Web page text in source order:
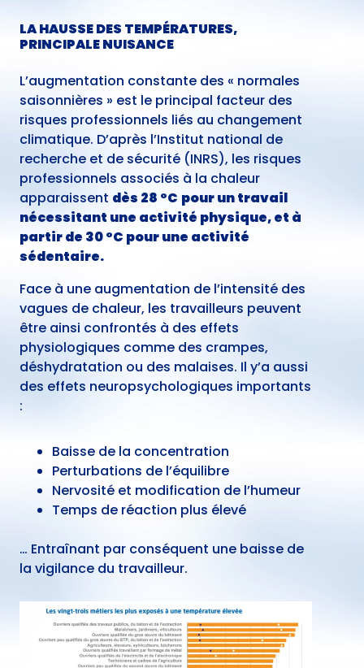
LA HAUSSE DES TEMPÉRATURES,
PRINCIPALE NUISANCE
L’augmentation constante des « normales
saisonnières » est le principal facteur des
risques professionnels liés au changement
climatique. D’après l’Institut national de
recherche et de sécurité (INRS), les risques
professionnels associés à la chaleur
apparaissent dès 28 °C pour un travail
nécessitant une activité physique, et à
partir de 30 °C pour une activité
sédentaire.
Face à une augmentation de l’intensité des
vagues de chaleur, les travailleurs peuvent
être ainsi confrontés à des effets
physiologiques comme des crampes,
déshydratation ou des malaises. Il y’a aussi
des effets neuropsychologiques importants
:
Baisse de la concentration
Perturbations de l’équilibre
Nervosité et modification de l’humeur
Temps de réaction plus élevé
… Entraînant par conséquent une baisse de
la vigilance du travailleur.